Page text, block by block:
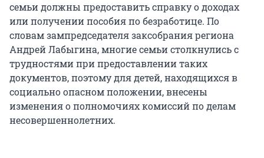
семьи должны предоставить справку о доходах
или получении пособия по безработице. По
словам зампредседателя заксобрания региона
Андрей Лабыгина, многие семьи столкнулись с
трудностями при предоставлении таких
документов, поэтому для детей, находящихся в
социально опасном положении, внесены
изменения о полномочиях комиссий по делам
несовершеннолетних.